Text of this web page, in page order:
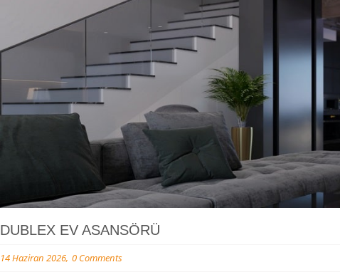
DUBLEX EV ASANSÖRÜ
14 Haziran 2026 0 Comments